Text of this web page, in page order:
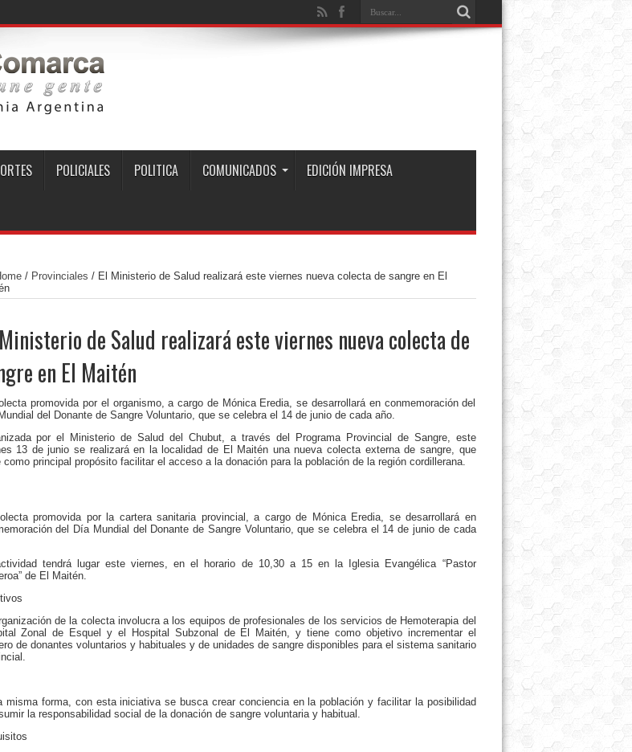
POLICIALES POLITICA COMUNICADOS EDICIÓN IMPRESA
/ Provinciales / El Ministerio de Salud realizará este viernes nueva colecta de sangre en El
de Salud realizará este viernes nueva colecta de
en El Maitén
promovida por el organismo, a cargo de Mónica Eredia, se desarrollará en conmemoración del
del Donante de Sangre Voluntario, que se celebra el 14 de junio de cada año.
por el Ministerio de Salud del Chubut, a través del Programa Provincial de Sangre, este
13 de junio se realizará en la localidad de El Maitén una nueva colecta externa de sangre, que
como principal propósito facilitar el acceso a la donación para la población de la región cordillerana.
promovida por la cartera sanitaria provincial, a cargo de Mónica Eredia, se desarrollará en
del Día Mundial del Donante de Sangre Voluntario, que se celebra el 14 de junio de cada
tendrá lugar este viernes, en el horario de 10,30 a 15 en la Iglesia Evangélica “Pastor
de El Maitén.
de la colecta involucra a los equipos de profesionales de los servicios de Hemoterapia del
Zonal de Esquel y el Hospital Subzonal de El Maitén, y tiene como objetivo incrementar el
de donantes voluntarios y habituales y de unidades de sangre disponibles para el sistema sanitario
misma forma, con esta iniciativa se busca crear conciencia en la población y facilitar la posibilidad
la responsabilidad social de la donación de sangre voluntaria y habitual.